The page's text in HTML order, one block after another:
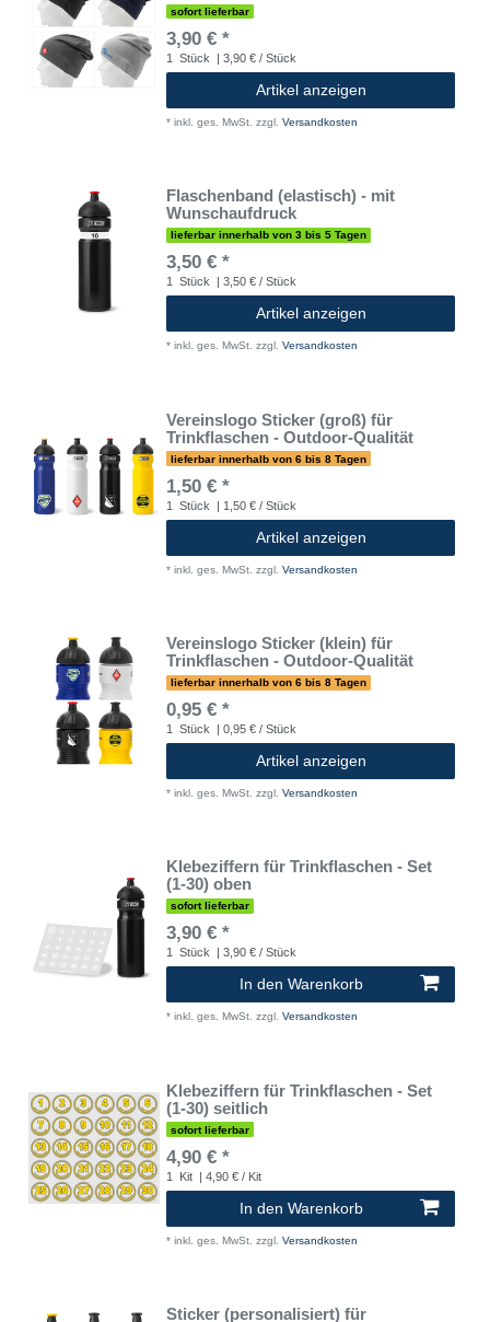
sofort lieferbar
3,90 € *
1 Stück | 3,90 € / Stück
Artikel anzeigen
* inkl. ges. MwSt. zzgl. Versandkosten
Flaschenband (elastisch) - mit
Wunschaufdruck
lieferbar innerhalb von 3 bis 5 Tagen
3,50 € *
1 Stück | 3,50 € / Stück
Artikel anzeigen
* inkl. ges. MwSt. zzgl. Versandkosten
Vereinslogo Sticker (groß) für
Trinkflaschen - Outdoor-Qualität
lieferbar innerhalb von 6 bis 8 Tagen
1,50 € *
1 Stück | 1,50 € / Stück
Artikel anzeigen
* inkl. ges. MwSt. zzgl. Versandkosten
Vereinslogo Sticker (klein) für
Trinkflaschen - Outdoor-Qualität
lieferbar innerhalb von 6 bis 8 Tagen
0,95 € *
1 Stück | 0,95 € / Stück
Artikel anzeigen
* inkl. ges. MwSt. zzgl. Versandkosten
Klebeziffern für Trinkflaschen - Set
(1-30) oben
sofort lieferbar
3,90 € *
1 Stück | 3,90 € / Stück
In den Warenkorb
* inkl. ges. MwSt. zzgl. Versandkosten
Klebeziffern für Trinkflaschen - Set
(1-30) seitlich
sofort lieferbar
4,90 € *
1 Kit | 4,90 € / Kit
In den Warenkorb
* inkl. ges. MwSt. zzgl. Versandkosten
Sticker (personalisiert) für